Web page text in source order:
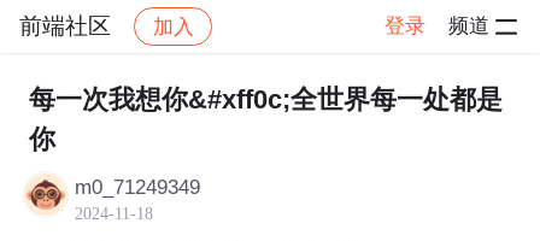
前端社区 加入 登录 频道
社区 前端社区 感慨 帖子详情
每一次我想你&#xff0c;全世界每一处都是
你
m0_71249349
2024-11-18